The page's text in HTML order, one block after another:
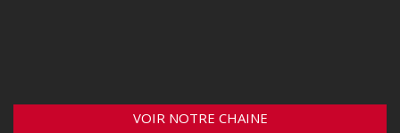
VOIR NOTRE CHAINE